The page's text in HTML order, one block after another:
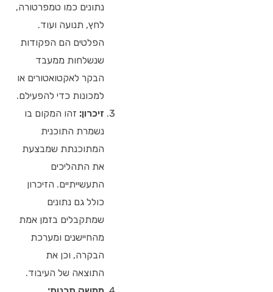
נתונים כמו טמפרטורה,
לחץ, תנועה ועוד.
הפלטים הם הפקודות
שנשלחות ממעבד
הבקר לאקטואטורים או
למכונות כדי להפעילם.
זיכרון: זהו המקום בו
נשמרת התוכנית
המתוכנתת שמבצעת
את התהליכים
התעשייתיים. הזיכרון
כולל גם נתונים
שמתקבלים בזמן אמת
מהחיישנים ומערכת
הבקרה, וכן את
התוצאה של העיבוד.